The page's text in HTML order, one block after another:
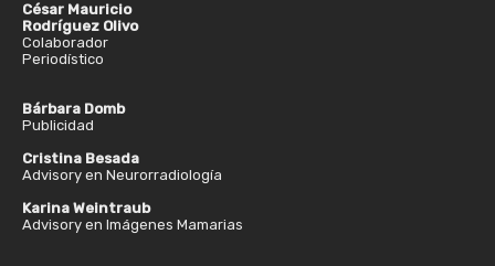
César Mauricio
Rodríguez Olivo
Colaborador
Periodístico
Bárbara Domb
Publicidad
Cristina Besada
Advisory en Neurorradiología
Karina Weintraub
Advisory en Imágenes Mamarias